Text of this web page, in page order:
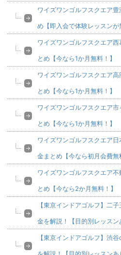
ワイズワンゴルフスクエア
め【即入会で体験レッスンが
ワイズワンゴルフスクエア
とめ【今なら1か月無料！】
ワイズワンゴルフスクエア
とめ【今なら1か月無料！】
ワイズワンゴルフスクエア
とめ【今なら1か月無料！】
ワイズワンゴルフスクエア
金まとめ【今なら初月会費無
ワイズワンゴルフスクエア
とめ【今なら2か月無料！】
【東京インドアゴルフ】二
金を解説！【目的別レッスン
【東京インドアゴルフ】渋